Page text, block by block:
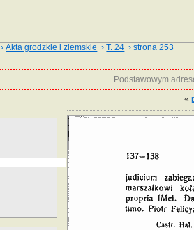
›Akta grodzkie i ziemskie ›T. 24 › strona 253
Podstawowym
«